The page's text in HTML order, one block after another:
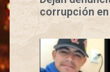
corrupción